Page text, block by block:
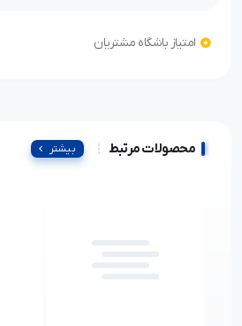
امتیاز باشگاه مشتریان
محصولات مرتبط بیشتر